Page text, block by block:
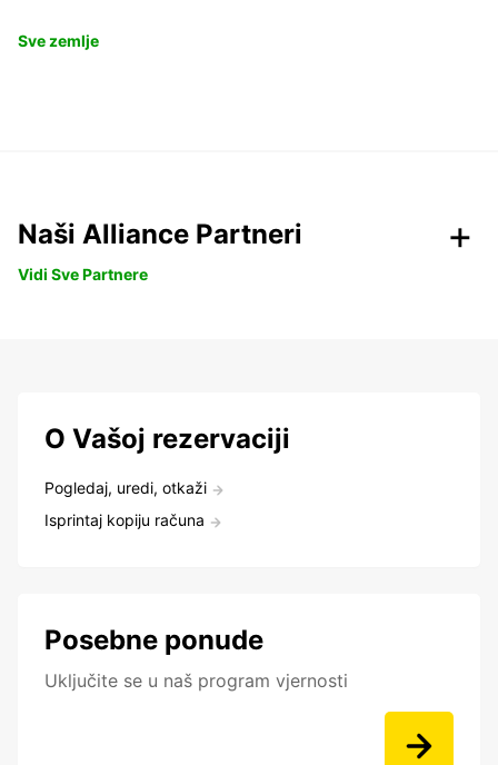
Sve zemlje
Naši Alliance Partneri
Vidi Sve Partnere
O Vašoj rezervaciji
Pogledaj, uredi, otkaži
Isprintaj kopiju računa
Posebne ponude
Uključite se u naš program vjernosti